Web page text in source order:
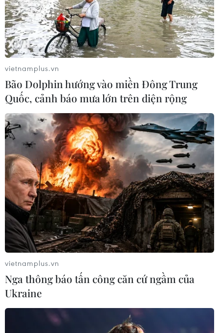
vietnamplus.vn
Bão Dolphin hướng vào miền Đông Trung
Quốc, cảnh báo mưa lớn trên diện rộng
vietnamplus.vn
Nga thông báo tấn công căn cứ ngầm của
Ukraine